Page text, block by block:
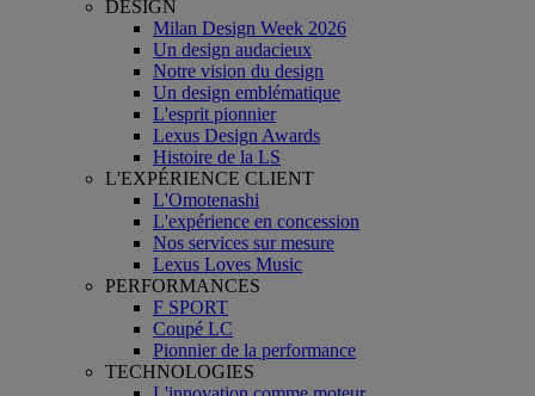
DESIGN
Milan Design Week 2026
Un design audacieux
Notre vision du design
Un design emblématique
L'esprit pionnier
Lexus Design Awards
Histoire de la LS
L'EXPÉRIENCE CLIENT
L'Omotenashi
L'expérience en concession
Nos services sur mesure
Lexus Loves Music
PERFORMANCES
F SPORT
Coupé LC
Pionnier de la performance
TECHNOLOGIES